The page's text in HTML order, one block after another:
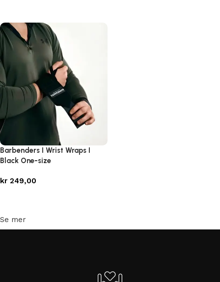
Barbenders I Wrist Wraps I
Black One-size
kr 249,00
Se mer